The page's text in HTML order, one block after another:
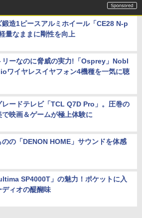
鍛造1ピースアルミホイール「CE28 N-p
量なままに剛性を向上
リーなのに脅威の実力!「Osprey」Nobl
ワイヤレスイヤフォン4機種を一気に聴
レードテレビ「TCL Q7D Pro」。圧巻の
で映画＆ゲームが極上体験に
のの「DENON HOME」サウンドを体感
SP4000T」の魅力！ポケットに入
ディオの醍醐味